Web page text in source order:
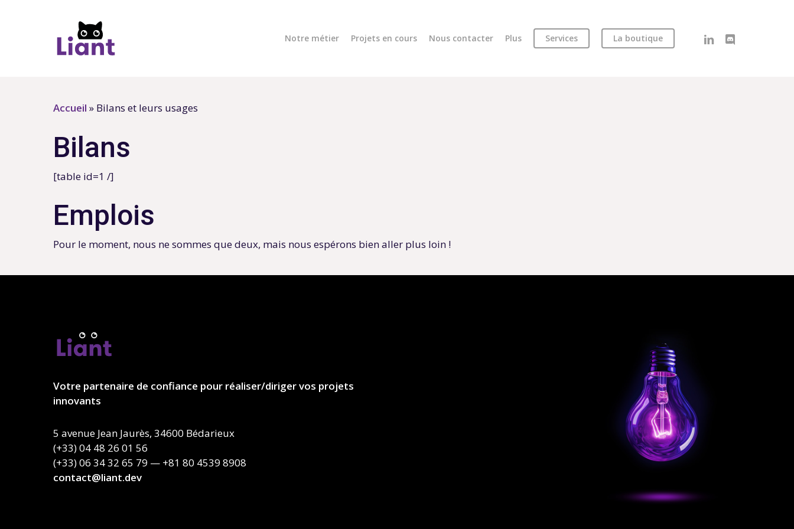
Notre métier Projets en cours Nous contacter Plus Services La boutique linkedindiscord
Accueil » Bilans et leurs usages
Bilans
[table id=1 /]
Emplois
Pour le moment, nous ne sommes que deux, mais nous espérons bien aller plus loin !
Votre partenaire de confiance pour réaliser/diriger vos projets
innovants
5 avenue Jean Jaurès, 34600 Bédarieux
(+33) 04 48 26 01 56
(+33) 06 34 32 65 79 — +81 80 4539 8908
contact@liant.dev